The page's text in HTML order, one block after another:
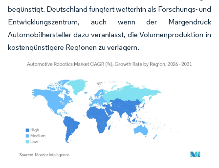
begünstigt. Deutschland fungiert weiterhin als Forschungs- und
Entwicklungszentrum, auch wenn der Margendruck
Automobilhersteller dazu veranlasst, die Volumenproduktion in
kostengünstigere Regionen zu verlagern.